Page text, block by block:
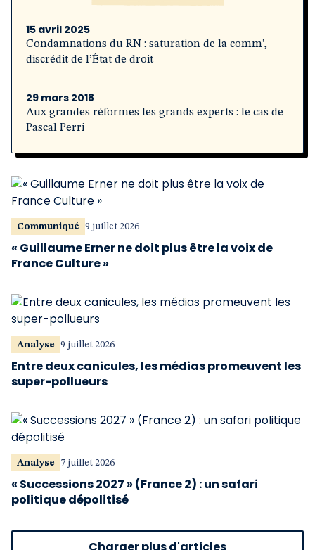
15 avril 2025
Condamnations du RN : saturation de la comm’,
discrédit de l’État de droit
29 mars 2018
Aux grandes réformes les grands experts : le cas de
Pascal Perri
Communiqué 9 juillet 2026
« Guillaume Erner ne doit plus être la voix de
France Culture »
Analyse 9 juillet 2026
Entre deux canicules, les médias promeuvent les
super-pollueurs
Analyse 7 juillet 2026
« Successions 2027 » (France 2) : un safari
politique dépolitisé